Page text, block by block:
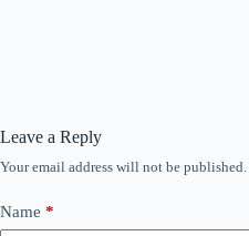
Leave a Reply
Your email address will not be published.
Name *